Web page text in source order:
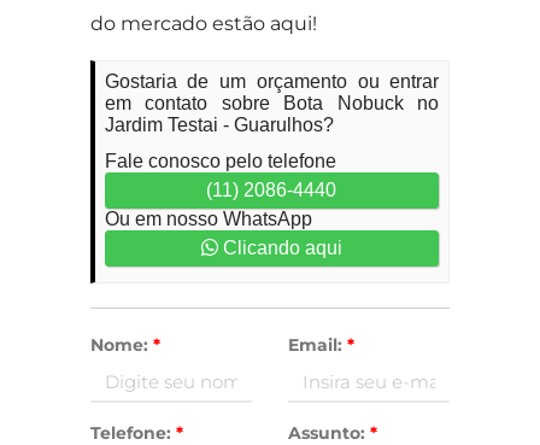
do mercado estão aqui!
Gostaria de um orçamento ou entrar
em contato sobre Bota Nobuck no
Jardim Testai - Guarulhos?
Fale conosco pelo telefone
(11) 2086-4440
Ou em nosso WhatsApp
Clicando aqui
Nome: * Email: *
Telefone: * Assunto: *